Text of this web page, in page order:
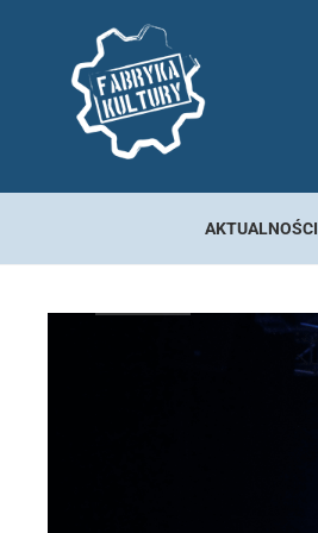
AKTUALNOŚCI